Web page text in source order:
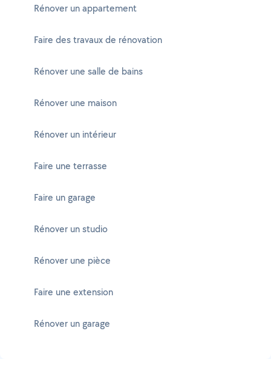
Rénover un appartement
Faire des travaux de rénovation
Rénover une salle de bains
Rénover une maison
Rénover un intérieur
Faire une terrasse
Faire un garage
Rénover un studio
Rénover une pièce
Faire une extension
Rénover un garage